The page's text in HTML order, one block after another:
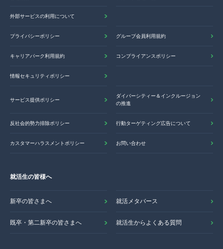
外部サービスの利用について
プライバシーポリシー グループ会員利用規約
キャリアパーク利用規約 コンプライアンスポリシー
情報セキュリティポリシー
サービス提供ポリシー
ダイバーシティー＆インクルージョン
の推進
反社会的勢力排除ポリシー 行動ターゲティング広告について
カスタマーハラスメントポリシー お問い合わせ
就活生の皆様へ
新卒の皆さまへ 就活メタバース
既卒・第二新卒の皆さまへ 就活生からよくある質問